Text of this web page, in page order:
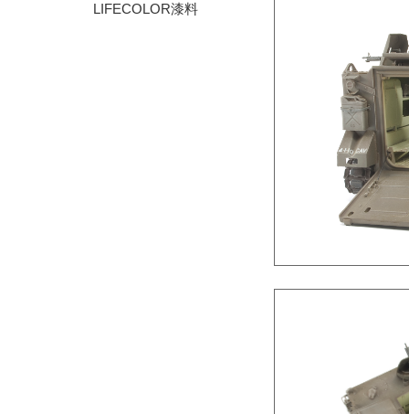
LIFECOLOR漆料